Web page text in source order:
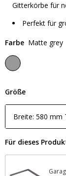
Gitterkörbe für
Perfekt für
Farbe Matte grey
Größe
Breite: 580 mm
Für dieses